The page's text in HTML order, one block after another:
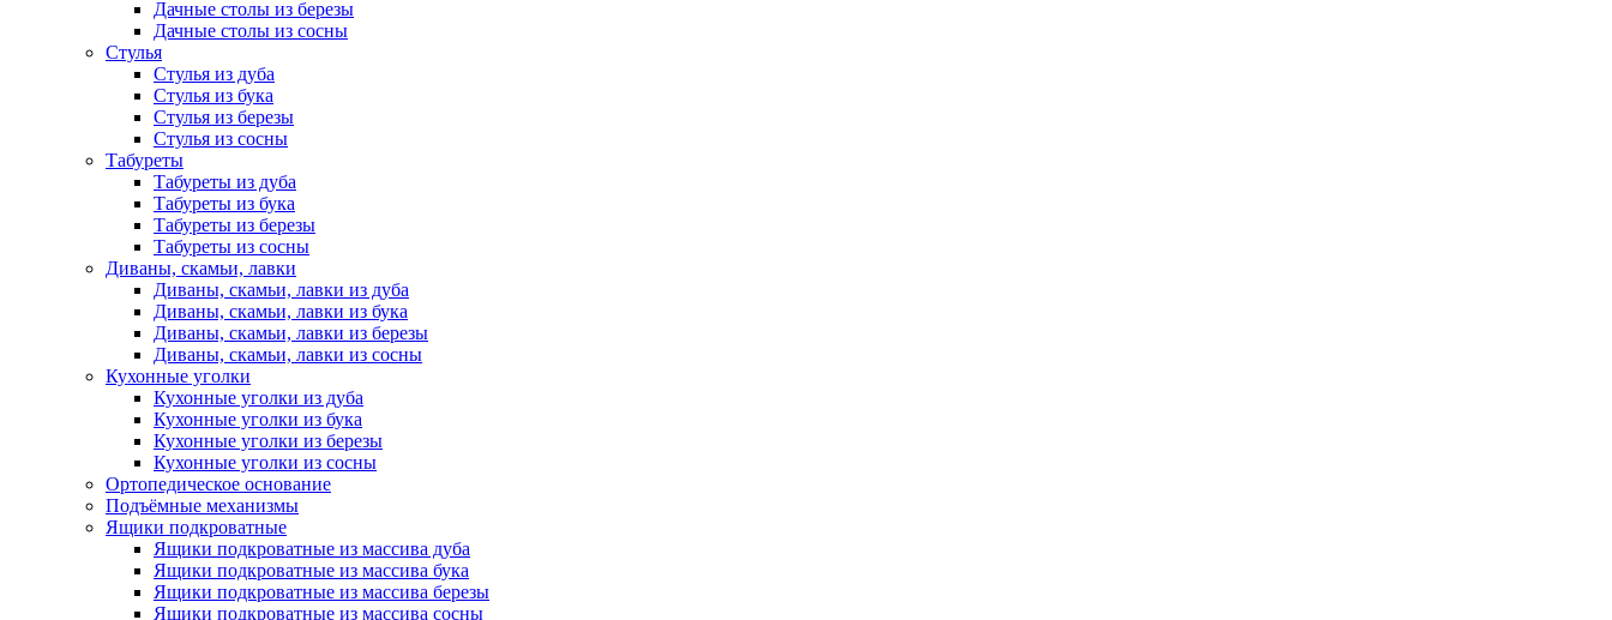
Дачные столы из березы
Дачные столы из сосны
Стулья
Стулья из дуба
Стулья из бука
Стулья из березы
Стулья из сосны
Табуреты
Табуреты из дуба
Табуреты из бука
Табуреты из березы
Табуреты из сосны
Диваны, скамьи, лавки
Диваны, скамьи, лавки из дуба
Диваны, скамьи, лавки из бука
Диваны, скамьи, лавки из березы
Диваны, скамьи, лавки из сосны
Кухонные уголки
Кухонные уголки из дуба
Кухонные уголки из бука
Кухонные уголки из березы
Кухонные уголки из сосны
Ортопедическое основание
Подъёмные механизмы
Ящики подкроватные
Ящики подкроватные из массива дуба
Ящики подкроватные из массива бука
Ящики подкроватные из массива березы
Ящики подкроватные из массива сосны